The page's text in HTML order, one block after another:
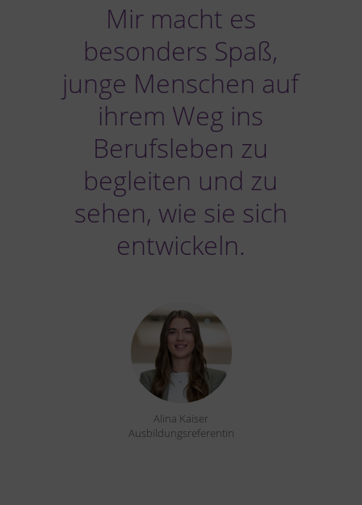
Mir macht es
besonders Spaß,
junge Menschen auf
ihrem Weg ins
Berufsleben zu
begleiten und zu
sehen, wie sie sich
entwickeln.
Alina Kaiser
Ausbildungsreferentin